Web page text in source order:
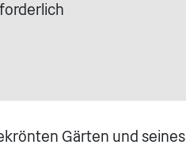
Gärten und seines